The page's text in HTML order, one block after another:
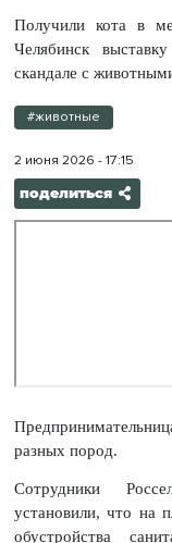
Получили кота в
Челябинск
скандале с
#животные
2 июня 2026 - 17:15
поделиться
разных пород.
Сотрудники
установили, что на
обустройства